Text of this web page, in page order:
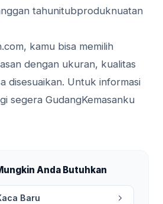
tahunitubproduknuatan
kamu bisa memilih
dengan ukuran, kualitas
disesuaikan. Untuk informasi
segera GudangKemasanku
Anda Butuhkan
Baru